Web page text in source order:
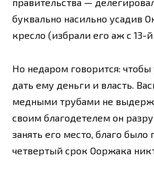
правительства —
буквально насильно усадив
кресло (избрали его аж с 13-
Но недаром говорится: чтобы
дать ему деньги и власть.
медными трубами не
своим благодетелем он
занять его место, благо было
четвертый срок Ооржака